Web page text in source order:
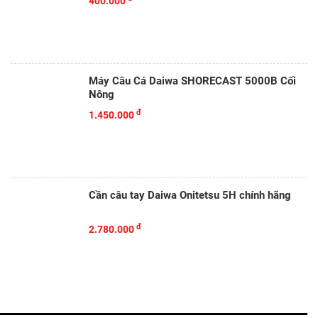
Máy Câu Cá Daiwa SHORECAST 5000B Cối
Nông
1.450.000 đ
Cần câu tay Daiwa Onitetsu 5H chính hãng
2.780.000 đ